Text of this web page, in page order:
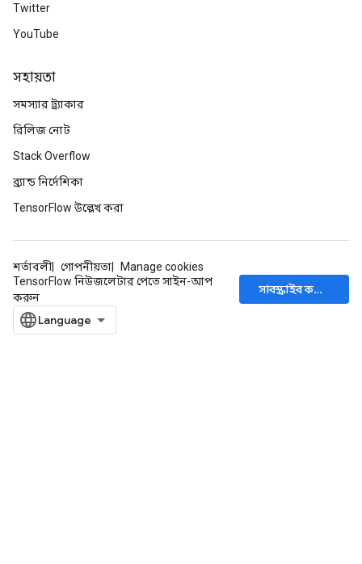
Twitter
YouTube
সহায়তা
সমস্যার ট্র্যাকার
রিলিজ নোট
Stack Overflow
ব্র্যান্ড নির্দেশিকা
TensorFlow উল্লেখ করা
শর্তাবলী গোপনীয়তা
Manage cookies
TensorFlow নিউজলেটার পেতে সাইন-আপ
করুন
সাবস্ক্রাইব করুন